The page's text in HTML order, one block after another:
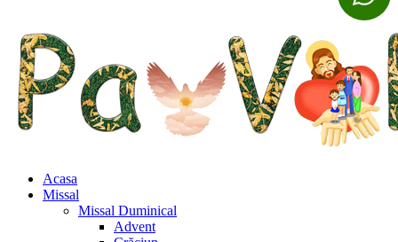
Acasa
Missal
Missal Duminical
Advent